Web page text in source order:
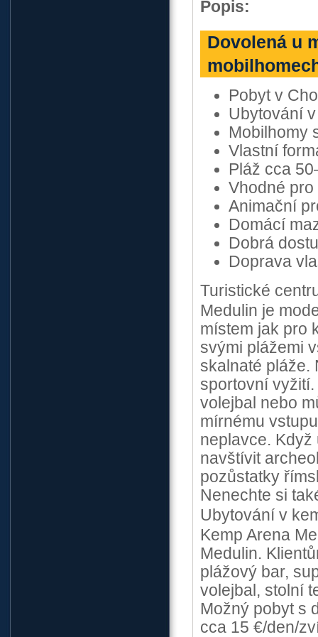
Popis:
Dovolená u
Pobyt v
Ubytování
Mobilhomy
Vlastní
Pláž cca
Vhodné
Animační
Domácí
Dobrá
Doprava
Turistické
Medulin je
místem jak pro
svými plážemi
skalnaté pláže.
sportovní
volejbal nebo
mírnému
neplavce. Když
navštívit
pozůstatky
Nenechte si
Ubytování v
Kemp Arena
Medulin.
plážový bar,
volejbal, stolní
Možný pobyt s
cca 15 €/den/